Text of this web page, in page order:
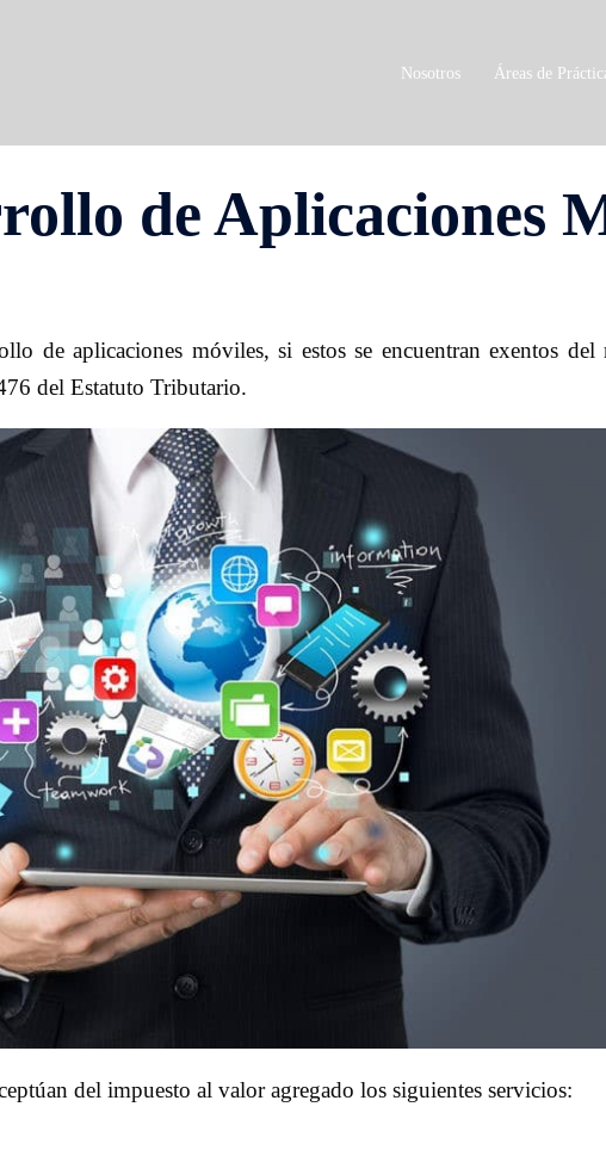
Nosotros Áreas de
de Aplicaciones
de aplicaciones móviles, si estos se encuentran exentos
del Estatuto Tributario.
del impuesto al valor agregado los siguientes servicios: